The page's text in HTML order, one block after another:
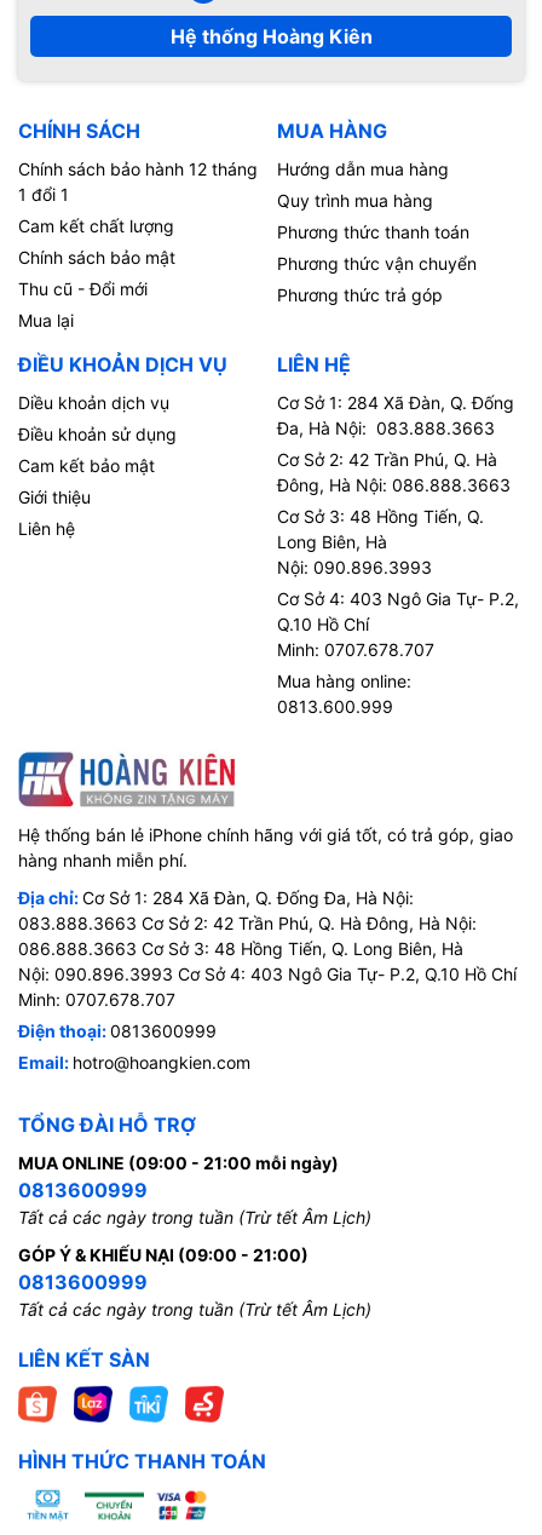
Hệ thống Hoàng Kiên
CHÍNH SÁCH
Chính sách bảo hành 12 tháng
1 đổi 1
Cam kết chất lượng
Chính sách bảo mật
Thu cũ - Đổi mới
Mua lại
MUA HÀNG
Hướng dẫn mua hàng
Quy trình mua hàng
Phương thức thanh toán
Phương thức vận chuyển
Phương thức trả góp
ĐIỀU KHOẢN DỊCH VỤ
Diều khoản dịch vụ
Điều khoản sử dụng
Cam kết bảo mật
Giới thiệu
Liên hệ
LIÊN HỆ
Cơ Sở 1: 284 Xã Đàn, Q. Đống
Đa, Hà Nội: 083.888.3663
Cơ Sở 2: 42 Trần Phú, Q. Hà
Đông, Hà Nội: 086.888.3663
Cơ Sở 3: 48 Hồng Tiến, Q.
Long Biên, Hà
Nội: 090.896.3993
Cơ Sở 4: 403 Ngô Gia Tự- P.2,
Q.10 Hồ Chí
Minh: 0707.678.707
Mua hàng online:
0813.600.999
Hệ thống bán lẻ iPhone chính hãng với giá tốt, có trả góp, giao
hàng nhanh miễn phí.
Địa chỉ:Cơ Sở 1: 284 Xã Đàn, Q. Đống Đa, Hà Nội:
083.888.3663 Cơ Sở 2: 42 Trần Phú, Q. Hà Đông, Hà Nội:
086.888.3663 Cơ Sở 3: 48 Hồng Tiến, Q. Long Biên, Hà
Nội: 090.896.3993 Cơ Sở 4: 403 Ngô Gia Tự- P.2, Q.10 Hồ Chí
Minh: 0707.678.707
Điện thoại:0813600999
Email: hotro@hoangkien.com
TỔNG ĐÀI HỖ TRỢ
MUA ONLINE (09:00 - 21:00 mỗi ngày)
0813600999
Tất cả các ngày trong tuần (Trừ tết Âm Lịch)
GÓP Ý & KHIẾU NẠI (09:00 - 21:00)
0813600999
Tất cả các ngày trong tuần (Trừ tết Âm Lịch)
LIÊN KẾT SÀN
HÌNH THỨC THANH TOÁN